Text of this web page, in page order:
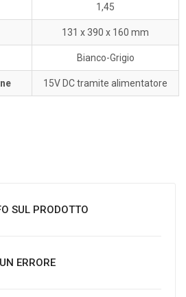
1,45
131 x 390 x 160 mm
Bianco-Grigio
15V DC tramite alimentatore
SUL PRODOTTO
ERRORE